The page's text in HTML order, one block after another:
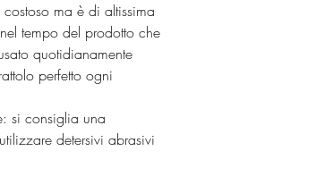
ma è di altissima
tempo del prodotto che
quotidianamente
perfetto ogni
si consiglia una
detersivi abrasivi